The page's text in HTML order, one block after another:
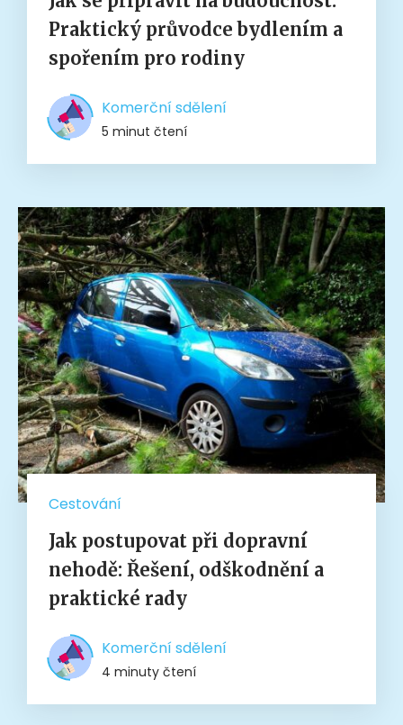
Praktický průvodce bydlením a
spořením pro rodiny
Komerční sdělení
5 minut čtení
Cestování
Jak postupovat při dopravní
nehodě: Řešení, odškodnění a
praktické rady
Komerční sdělení
4 minuty čtení